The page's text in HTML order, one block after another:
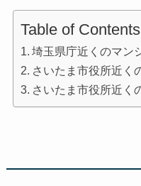
Table of Contents
埼玉県庁近くのマン
さいたま市役所近
さいたま市役所近